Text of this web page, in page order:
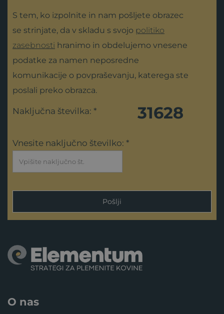
S tem, ko izpolnite in nam pošljete obrazec
se strinjate, da v skladu s svojo politiko
zasebnosti hranimo in obdelujemo vnesene
podatke za namen neposredne
komunikacije o povpraševanju, katerega ste
poslali preko obrazca.
Naključna številka: * 31628
Vnesite naključno številko: *
Pošlji
O nas